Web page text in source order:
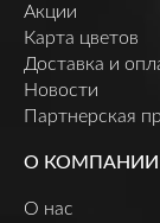
Акции
Карта цветов
Доставка и
Новости
Партнерская
О КОМПАНИИ
О нас